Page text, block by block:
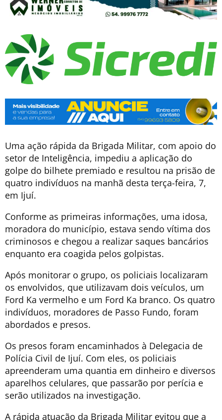
Uma ação rápida da Brigada Militar, com apoio do
setor de Inteligência, impediu a aplicação do
golpe do bilhete premiado e resultou na prisão de
quatro indivíduos na manhã desta terça-feira, 7,
em Ijuí.
Conforme as primeiras informações, uma idosa,
moradora do município, estava sendo vítima dos
criminosos e chegou a realizar saques bancários
enquanto era coagida pelos golpistas.
Após monitorar o grupo, os policiais localizaram
os envolvidos, que utilizavam dois veículos, um
Ford Ka vermelho e um Ford Ka branco. Os quatro
indivíduos, moradores de Passo Fundo, foram
abordados e presos.
Os presos foram encaminhados à Delegacia de
Polícia Civil de Ijuí. Com eles, os policiais
apreenderam uma quantia em dinheiro e diversos
aparelhos celulares, que passarão por perícia e
serão utilizados na investigação.
A rápida atuação da Brigada Militar evitou que a